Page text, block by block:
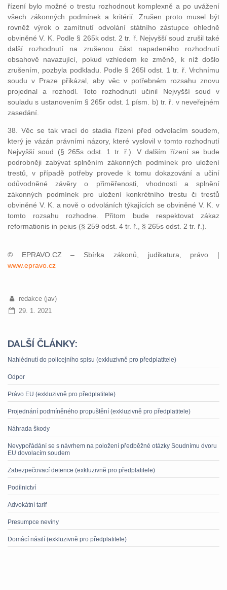
řízení bylo možné o trestu rozhodnout komplexně a po uvážení
všech zákonných podmínek a kritérií. Zrušen proto musel být
rovněž výrok o zamítnutí odvolání státního zástupce ohledně
obviněné V. K. Podle § 265k odst. 2 tr. ř. Nejvyšší soud zrušil také
další rozhodnutí na zrušenou část napadeného rozhodnutí
obsahově navazující, pokud vzhledem ke změně, k níž došlo
zrušením, pozbyla podkladu. Podle § 265l odst. 1 tr. ř. Vrchnímu
soudu v Praze přikázal, aby věc v potřebném rozsahu znovu
projednal a rozhodl. Toto rozhodnutí učinil Nejvyšší soud v
souladu s ustanovením § 265r odst. 1 písm. b) tr. ř. v neveřejném
zasedání.
38. Věc se tak vrací do stadia řízení před odvolacím soudem,
který je vázán právními názory, které vyslovil v tomto rozhodnutí
Nejvyšší soud (§ 265s odst. 1 tr. ř.). V dalším řízení se bude
podrobněji zabývat splněním zákonných podmínek pro uložení
trestů, v případě potřeby provede k tomu dokazování a učiní
odůvodněné závěry o přiměřenosti, vhodnosti a splnění
zákonných podmínek pro uložení konkrétního trestu či trestů
obviněné V. K. a nově o odvoláních týkajících se obviněné V. K. v
tomto rozsahu rozhodne. Přitom bude respektovat zákaz
reformationis in peius (§ 259 odst. 4 tr. ř., § 265s odst. 2 tr. ř.).
© EPRAVO.CZ – Sbírka zákonů, judikatura, právo |
www.epravo.cz
redakce (jav)
29. 1. 2021
DALŠÍ ČLÁNKY:
Nahlédnutí do policejního spisu (exkluzivně pro předplatitele)
Odpor
Právo EU (exkluzivně pro předplatitele)
Projednání podmíněného propuštění (exkluzivně pro předplatitele)
Náhrada škody
Nevypořádání se s návrhem na položení předběžné otázky Soudnímu dvoru
EU dovolacím soudem
Zabezpečovací detence (exkluzivně pro předplatitele)
Podílnictví
Advokátní tarif
Presumpce neviny
Domácí násilí (exkluzivně pro předplatitele)